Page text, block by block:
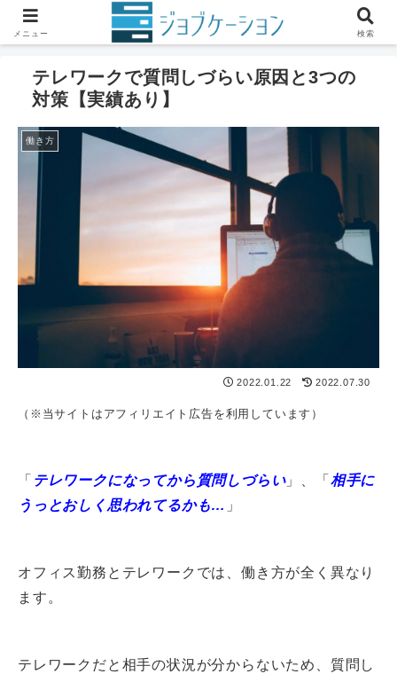
仕事の悩み 働き方
テレワークで質問しづらい原因と3つの
対策【実績あり】
働き方
2022.01.22 2022.07.30
（※当サイトはアフィリエイト広告を利用しています）
「 テレワークになってから質問しづらい」、「 相手に
うっとおしく思われてるかも… 」
オフィス勤務とテレワークでは、働き方が全く異なり
ます。
テレワークだと相手の状況が分からないため、質問し
メニュー 検索